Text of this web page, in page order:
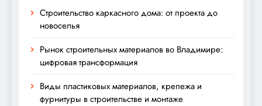
Строительство каркасного дома: от проекта до
новоселья
Рынок строительных материалов во Владимире:
цифровая трансформация
Виды пластиковых материалов, крепежа и
фурнитуры в строительстве и монтаже